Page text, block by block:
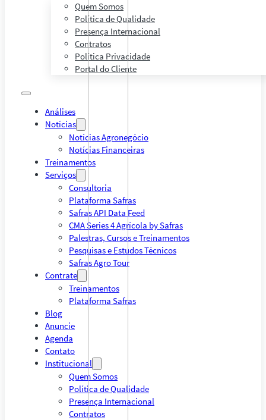
Quem Somos
Política de Qualidade
Presença Internacional
Contratos
Política Privacidade
Portal do Cliente
Análises
Notícias
Notícias Agronegócio
Notícias Financeiras
Treinamentos
Serviços
Consultoria
Plataforma Safras
Safras API Data Feed
CMA Series 4 Agrícola by Safras
Palestras, Cursos e Treinamentos
Pesquisas e Estudos Técnicos
Safras Agro Tour
Contrate
Treinamentos
Plataforma Safras
Blog
Anuncie
Agenda
Contato
Institucional
Quem Somos
Política de Qualidade
Presença Internacional
Contratos